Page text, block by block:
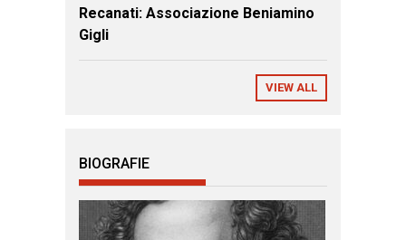
Recanati: Associazione Beniamino
Gigli
VIEW ALL
BIOGRAFIE